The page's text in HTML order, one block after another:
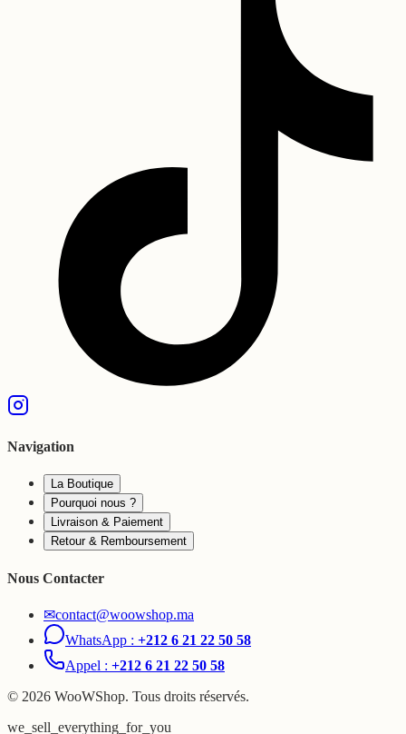
Navigation
La Boutique
Pourquoi nous ?
Livraison & Paiement
Retour & Remboursement
Nous Contacter
✉contact@woowshop.ma
WhatsApp : +212 6 21 22 50 58
Appel : +212 6 21 22 50 58
© 2026 WooWShop. Tous droits réservés.
we_sell_everything_for_you